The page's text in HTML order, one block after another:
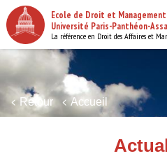
Aller
au
contenu
principal
Ecole de Droit et
Université Paris-Panthéon-
La référence en Droit des Affaires et
Retour Accueil